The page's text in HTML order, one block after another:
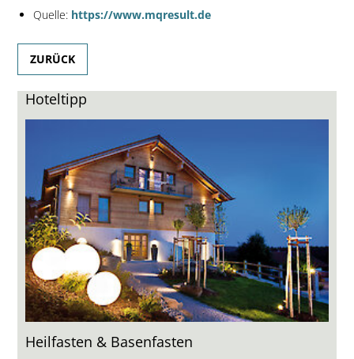
Quelle: https://www.mqresult.de
ZURÜCK
Hoteltipp
Heilfasten & Basenfasten